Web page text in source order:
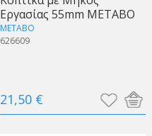
Εργασίας 55mm METABO
METABO
626609
21,50 €